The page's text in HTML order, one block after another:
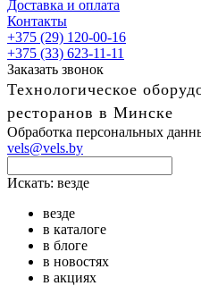
Доставка и оплата
Контакты
+375 (29) 120-00-16
+375 (33) 623-11-11
Заказать звонок
Технологическое
ресторанов в Минске
Обработка персональных
vels@vels.by
Искать: везде
везде
в каталоге
в блоге
в новостях
в акциях